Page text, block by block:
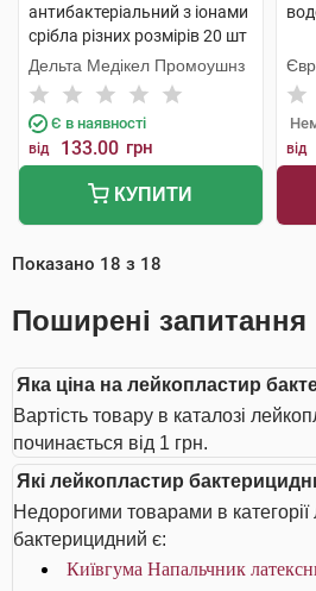
антибактеріальний з іонами
срібла різних розмірів 20 шт
Дельта Медікел Промоушнз
Є в наявності
від 133.00 грн
КУПИТИ
від
Показано 18 з 18
Поширені запитання
Яка ціна на лейкопластир
Вартість товару в каталозі
починається від 1 грн.
Які лейкопластир
Недорогими товарами в
бактерицидний є:
Київгума Напальчник